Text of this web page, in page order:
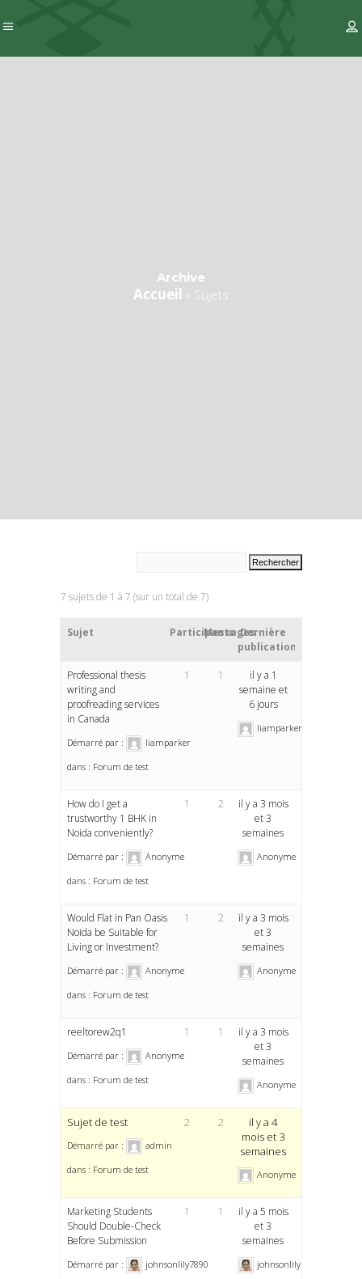
Archive
Accueil » Sujets
7 sujets de 1 à 7 (sur un total de 7)
Sujet Participants
MessagesDernière
publication
Professional thesis
writing and
proofreading services
in Canada
Démarré par :
liamparker
dans : Forum de test
1 1
il y a 1
semaine et
6 jours
liamparker
How do I get a
trustworthy 1 BHK in
Noida conveniently?
Démarré par :
Anonyme
dans : Forum de test
1 2
il y a 3 mois
et 3
semaines
Anonyme
Would Flat in Pan Oasis
Noida be Suitable for
Living or Investment?
Démarré par :
Anonyme
dans : Forum de test
1 2
il y a 3 mois
et 3
semaines
Anonyme
reeltorew2q1
Démarré par :
Anonyme
dans : Forum de test
1 1
il y a 3 mois
et 3
semaines
Anonyme
Sujet de test
Démarré par :
admin
dans : Forum de test
2 2
il y a 4
mois et 3
semaines
Anonyme
Marketing Students
Should Double-Check
Before Submission
Démarré par :
johnsonlily7890
1 1
il y a 5 mois
et 3
semaines
johnsonlily7890